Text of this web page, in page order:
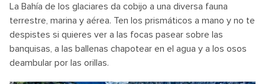
La Bahía de los glaciares da cobijo a una diversa fauna
terrestre, marina y aérea. Ten los prismáticos a mano y no te
despistes si quieres ver a las focas pasear sobre las
banquisas, a las ballenas chapotear en el agua y a los osos
deambular por las orillas.